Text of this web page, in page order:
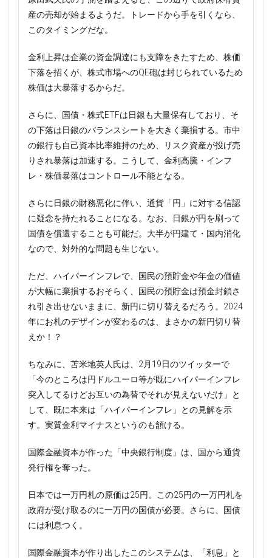
産の売却が始まるようだ。トレードから手を引くなら、
このタイミングだな。
金利上昇は企業の資金調達にも支障をきたすため、株価
下落を招くが、株式市場へのQE砲は封じられているため
株価は大暴落するからだ。
さらに、国債・株式ETFは日銀も大量保有しており、そ
の下落は日銀のバランスシートを大きく棄損する。市中
の銀行も自己資本比率維持のため、リスク資産が投げ売
りされ暴落は加速する。こうして、金利高騰・インフ
レ・株価暴落はコントロール不能となる。
さらに日銀の財務悪化に伴い、通貨「円」に対する信認
に疑念を持たれることになる。なお、日銀が円を刷って
国債を償還することも可能だ。大半が円建て・国内消化
なので、対外的な問題も生じない。
ただ、ハイパーインフレで、国民の預貯金や年金の価値
が大幅に棄損するおそらく、国民の預貯金は預金封鎖さ
れ引き出せないままに、新円に切り替えるだろう。2024
年にお札のデザインが変わるのは、まさかの新円切り替
えか！？
ちなみに、苫米地英人氏は、2月19日のツイッターで
「今のところは円ドルユーロ等が既にハイパーインフレ
突入してるけどお互いの為替でそれが見えないだけ」と
して、既に本来は「ハイパーインフレ」との見解を示
す。実質金利マイナスというのも頷ける。
国際金融資本が作った「中央銀行制度」は、国から通貨
発行権を奪った。
日本では一万円札の原価は25円。この25円の一万円札を
政府が受け取るのに一万円の国債が必要。さらに、国債
には利息つく。
国際金融資本が作り出したこのシステムは、「利息」と